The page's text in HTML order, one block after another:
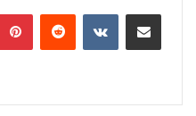
PinterestReddit VKontakteShare via Email